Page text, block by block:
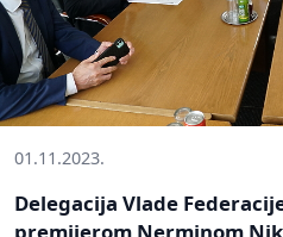
01.11.2023.
Delegacija Vlade
premijerom Nerminom